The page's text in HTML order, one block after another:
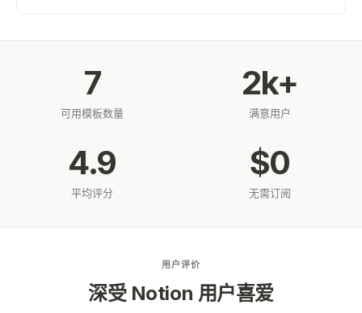
7
可用模板数量
2k+
满意用户
4.9
平均评分
$0
无需订阅
用户评价
深受 Notion 用户喜爱